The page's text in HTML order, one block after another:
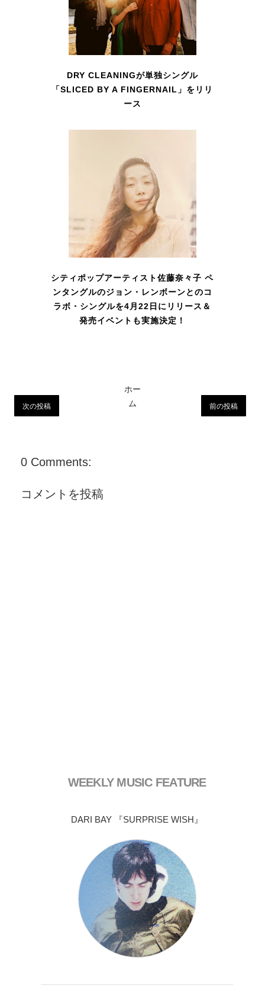
DRY CLEANINGが単独シングル
「SLICED BY A FINGERNAIL」をリリ
ース
シティポップアーティスト佐藤奈々子 ペ
ンタングルのジョン・レンボーンとのコ
ラボ・シングルを4月22日にリリース＆
発売イベントも実施決定！
次の投稿 前の投稿
ホー
ム
0 Comments:
コメントを投稿
WEEKLY MUSIC FEATURE
DARI BAY 『SURPRISE WISH』